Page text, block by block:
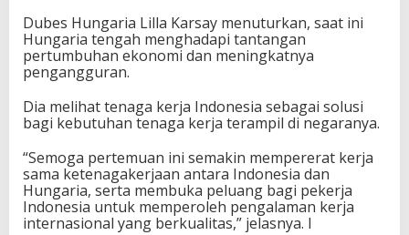
Dubes Hungaria Lilla Karsay menuturkan, saat ini
Hungaria tengah menghadapi tantangan
pertumbuhan ekonomi dan meningkatnya
pengangguran.
Dia melihat tenaga kerja Indonesia sebagai solusi
bagi kebutuhan tenaga kerja terampil di negaranya.
“Semoga pertemuan ini semakin mempererat kerja
sama ketenagakerjaan antara Indonesia dan
Hungaria, serta membuka peluang bagi pekerja
Indonesia untuk memperoleh pengalaman kerja
internasional yang berkualitas,” jelasnya. I